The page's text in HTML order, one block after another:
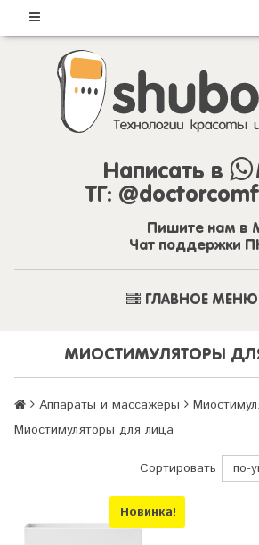
Написать в
ТГ:
Пишите нам в
Чат поддержки
ГЛАВНОЕ МЕНЮ
МИОСТИМУЛЯТОРЫ
Аппараты и массажеры
Миостимуляторы для лица
Сортировать
Новинка!